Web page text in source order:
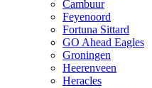
Cambuur
Feyenoord
Fortuna Sittard
GO Ahead Eagles
Groningen
Heerenveen
Heracles